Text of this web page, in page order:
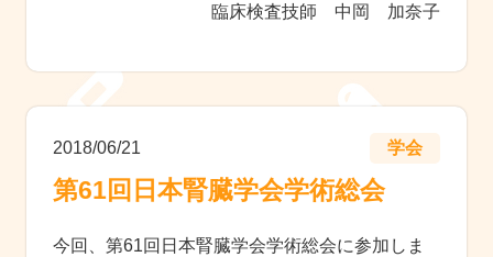
臨床検査技師 中岡 加奈子
学会
2018/06/21
第61回日本腎臓学会学術総会
今回、第61回日本腎臓学会学術総会に参加しま